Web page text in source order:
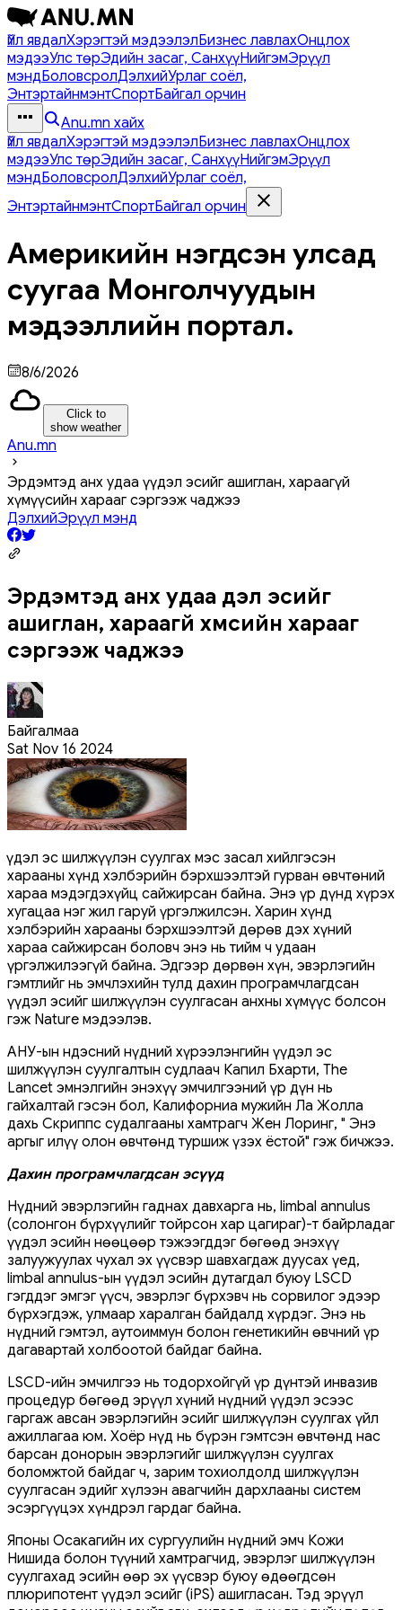
Үйл явдалХэрэгтэй мэдээлэлБизнес лавлахОнцлох
мэдээУлс төрЭдийн засаг, СанхүүНийгэмЭрүүл
мэндБоловсролДэлхийУрлаг соёл,
ЭнтэртайнмэнтСпортБайгал орчин
Anu.mn хайх
Үйл явдалХэрэгтэй мэдээлэлБизнес лавлахОнцлох
мэдээУлс төрЭдийн засаг, СанхүүНийгэмЭрүүл
мэндБоловсролДэлхийУрлаг соёл,
ЭнтэртайнмэнтСпортБайгал орчин
Америкийн нэгдсэн улсад
суугаа Монголчуудын
мэдээллийн портал.
8/6/2026
Click to
show weather
Anu.mn
Эрдэмтэд анх удаа үүдэл эсийг ашиглан, хараагүй
хүмүүсийн харааг сэргээж чаджээ
ДэлхийЭрүүл мэнд
Эрдэмтэд анх удаа үүдэл эсийг
ашиглан, хараагүй хүмүүсийн харааг
сэргээж чаджээ
Байгалмаа
Sat Nov 16 2024
Үүдэл эс шилжүүлэн суулгах мэс засал хийлгэсэн
харааны хүнд хэлбэрийн бэрхшээлтэй гурван өвчтөний
хараа мэдэгдэхүйц сайжирсан байна. Энэ үр дүнд хүрэх
хугацаа нэг жил гаруй үргэлжилсэн. Харин хүнд
хэлбэрийн харааны бэрхшээлтэй дөрөв дэх хүний ​​
хараа сайжирсан боловч энэ нь тийм ч удаан
үргэлжилээгүй байна. Эдгээр дөрвөн хүн, эвэрлэгийн
гэмтлийг нь эмчлэхийн тулд дахин програмчлагдсан
үүдэл эсийг шилжүүлэн суулгасан анхны хүмүүс болсон
гэж Nature мэдээлэв.
АНУ-ын Үндэсний нүдний хүрээлэнгийн үүдэл эс
шилжүүлэн суулгалтын судлаач Капил Бхарти, The
Lancet эмнэлгийн энэхүү эмчилгээний үр дүн нь
гайхалтай гэсэн бол, Калифорниа мужийн Ла Жолла
дахь Скриппс судалгааны хамтрагч Жен Лоринг, " Энэ
аргыг илүү олон өвчтөнд туршиж үзэх ёстой" гэж бичжээ.
Дахин програмчлагдсан эсүүд
Нүдний эвэрлэгийн гаднах давхарга нь, limbal annulus
(солонгон бүрхүүлийг тойрсон хар цагираг)-т байрладаг
үүдэл эсийн нөөцөөр тэжээгддэг бөгөөд энэхүү
залуужуулах чухал эх үүсвэр шавхагдаж дуусах үед,
limbal annulus-ын үүдэл эсийн дутагдал буюу LSCD
гэгддэг эмгэг үүсч, эвэрлэг бүрхэвч нь сорвилог эдээр
бүрхэгдэж, улмаар харалган байдалд хүрдэг. Энэ нь
нүдний гэмтэл, аутоиммун болон генетикийн өвчний үр
дагавартай холбоотой байдаг байна.
LSCD-ийн эмчилгээ нь тодорхойгүй үр дүнтэй инвазив
процедур бөгөөд эрүүл хүний ​​​​нүдний үүдэл эсээс
гаргаж авсан эвэрлэгийн эсийг шилжүүлэн суулгах үйл
ажиллагаа юм. Хоёр нүд нь бүрэн гэмтсэн өвчтөнд нас
барсан донорын эвэрлэгийг шилжүүлэн суулгах
боломжтой байдаг ч, зарим тохиолдолд шилжүүлэн
суулгасан эдийг хүлээн авагчийн дархлааны систем
эсэргүүцэх хүндрэл гардаг байна.
Японы Осакагийн их сургуулийн нүдний эмч Кожи
Нишида болон түүний хамтрагчид, эвэрлэг шилжүүлэн
суулгахад эсийн өөр эх үүсвэр буюу өдөөгдсөн
плюрипотент үүдэл эсийг (iPS) ашигласан. Тэд эрүүл